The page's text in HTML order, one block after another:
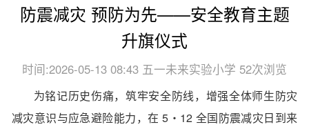
防震减灾 预防为先——安全教育主题
升旗仪式
时间:2026-05-13 08:43 五一未来实验小学 52次浏览
为铭记历史伤痛，筑牢安全防线，增强全体师生防灾
减灾意识与应急避险能力，在 5・12 全国防震减灾日到来